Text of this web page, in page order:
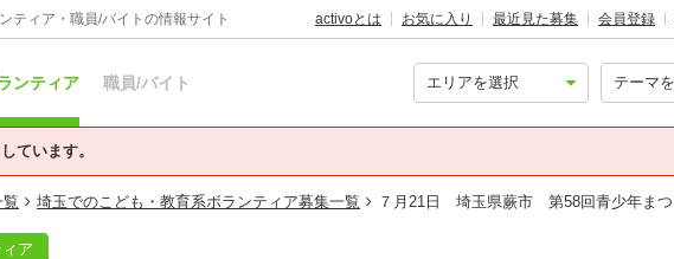
ティア・職員/バイトの情報サイト activoとは お気に入り 最近見た募集 会員登録
ンティア 職員/バイト
ています。
埼玉でのこども・教育系ボランティア募集一覧 ７月21日 埼玉県蕨市 第58回青少年ま
ア